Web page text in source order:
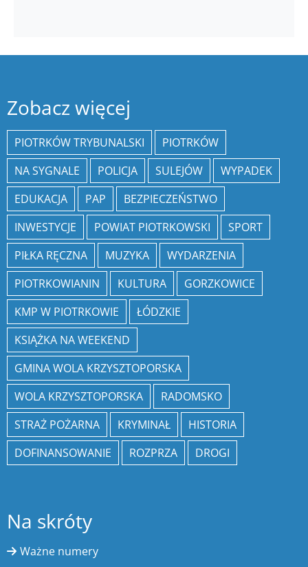
Zobacz więcej
PIOTRKÓW TRYBUNALSKI
PIOTRKÓW
NA SYGNALE
POLICJA SULEJÓW
WYPADEK
EDUKACJA
PAP
BEZPIECZEŃSTWO
INWESTYCJE
POWIAT PIOTRKOWSKI
SPORT
PIŁKA RĘCZNA
MUZYKA
WYDARZENIA
PIOTRKOWIANIN
KULTURA
GORZKOWICE
KMP W PIOTRKOWIE
ŁÓDZKIE
KSIĄŻKA NA WEEKEND
GMINA WOLA KRZYSZTOPORSKA
WOLA KRZYSZTOPORSKA
RADOMSKO
STRAŻ POŻARNA
KRYMINAŁ
HISTORIA
DOFINANSOWANIE
ROZPRZA DROGI
Na skróty
Ważne numery